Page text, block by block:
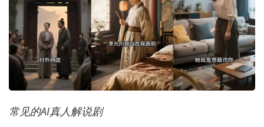
常见的AI真人解说剧